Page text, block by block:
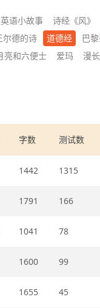
语小故事 诗经《风》
尔德的诗 道德经 巴
亮和六便士 爱玛 漫
字数 测试数
1442 1315
1791 166
1041 78
1600 99
1655 45